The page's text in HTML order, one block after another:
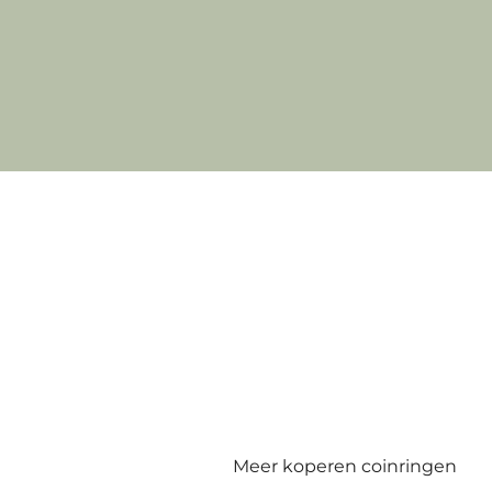
Meer koperen coinringen